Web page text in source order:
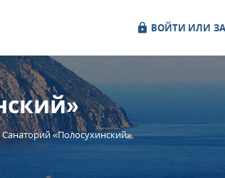
ВОЙТИ ИЛИ
Санаторий «Полосухинский»